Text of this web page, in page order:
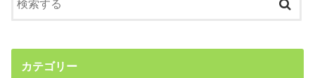
カテゴリー